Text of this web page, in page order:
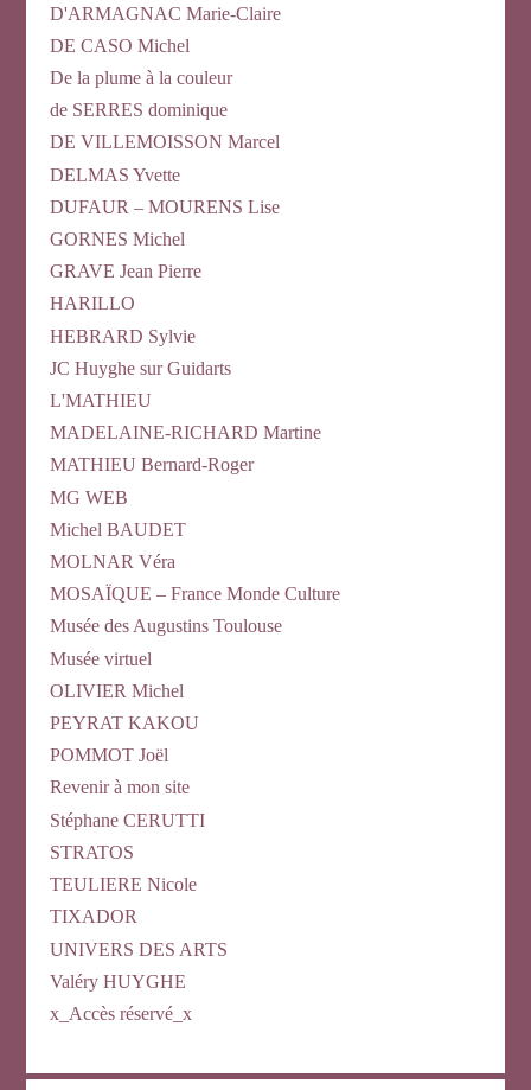
D'ARMAGNAC Marie-Claire
DE CASO Michel
De la plume à la couleur
de SERRES dominique
DE VILLEMOISSON Marcel
DELMAS Yvette
DUFAUR – MOURENS Lise
GORNES Michel
GRAVE Jean Pierre
HARILLO
HEBRARD Sylvie
JC Huyghe sur Guidarts
L'MATHIEU
MADELAINE-RICHARD Martine
MATHIEU Bernard-Roger
MG WEB
Michel BAUDET
MOLNAR Véra
MOSAÏQUE – France Monde Culture
Musée des Augustins Toulouse
Musée virtuel
OLIVIER Michel
PEYRAT KAKOU
POMMOT Joël
Revenir à mon site
Stéphane CERUTTI
STRATOS
TEULIERE Nicole
TIXADOR
UNIVERS DES ARTS
Valéry HUYGHE
x_Accès réservé_x